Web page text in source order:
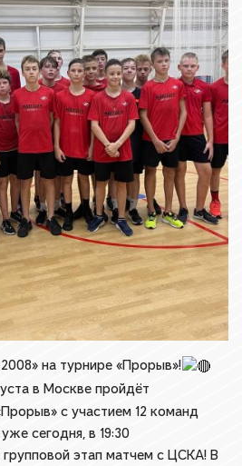
на турнире «Прорыв»!
в Москве пройдёт
с участием 12 команд
сегодня, в 19:30
этап матчем с ЦСКА! В